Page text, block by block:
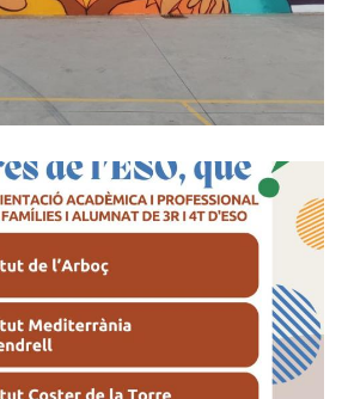
ACADÈMICA JOVE BAIX
2025
Joventut